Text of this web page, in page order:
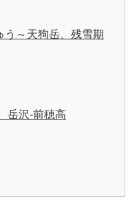
う～天狗岳、残雪期
岳沢-前穂高